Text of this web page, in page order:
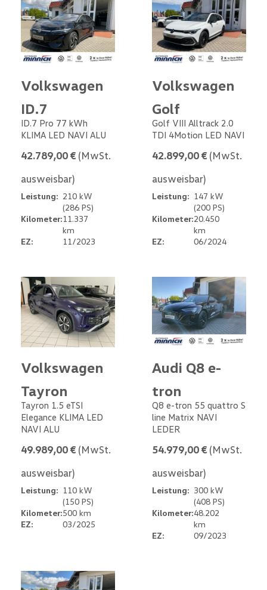
Volkswagen
ID.7
ID.7 Pro 77 kWh
KLIMA LED NAVI ALU
42.789,00 € (MwSt.
ausweisbar)
Leistung: 210 kW
(286 PS)
Kilometer:11.337
km
EZ:
11/2023
Volkswagen
Golf
Golf VIII Alltrack 2.0
TDI 4Motion LED NAVI
42.899,00 € (MwSt.
ausweisbar)
Leistung: 147 kW
(200 PS)
Kilometer:20.450
km
EZ:
06/2024
Volkswagen
Tayron
Tayron 1.5 eTSI
Elegance KLIMA LED
NAVI ALU
49.989,00 € (MwSt.
ausweisbar)
Leistung: 110 kW
(150 PS)
Kilometer:500 km
EZ:
03/2025
Audi Q8 e-
tron
Q8 e-tron 55 quattro S
line Matrix NAVI
LEDER
54.979,00 € (MwSt.
ausweisbar)
Leistung: 300 kW
(408 PS)
Kilometer:48.202
km
EZ:
09/2023